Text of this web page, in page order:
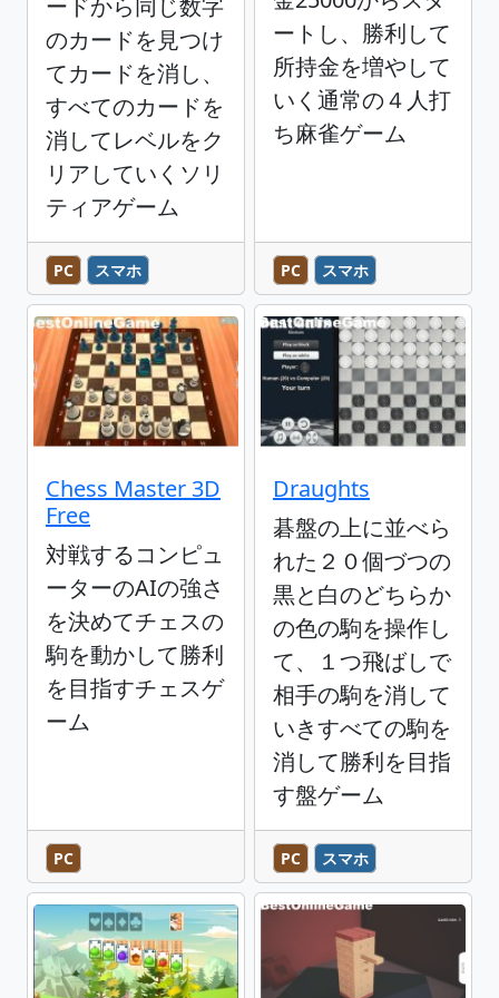
ードから同じ数字
のカードを見つけ
てカードを消し、
すべてのカードを
消してレベルをク
リアしていくソリ
ティアゲーム
PC スマホ
ートし、勝利して
所持金を増やして
いく通常の４人打
ち麻雀ゲーム
PC スマホ
Chess Master 3D
Free
対戦するコンピュ
ーターのAIの強さ
を決めてチェスの
駒を動かして勝利
を目指すチェスゲ
ーム
PC
Draughts
碁盤の上に並べら
れた２０個づつの
黒と白のどちらか
の色の駒を操作し
て、１つ飛ばしで
相手の駒を消して
いきすべての駒を
消して勝利を目指
す盤ゲーム
PC スマホ